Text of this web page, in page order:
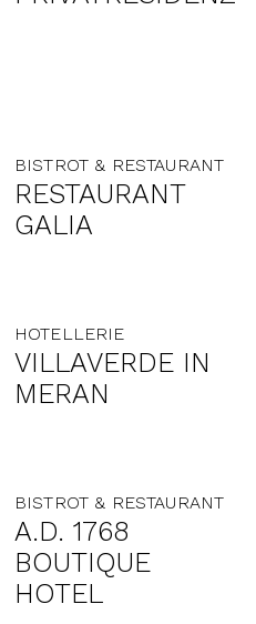
BISTROT & RESTAURANT
RESTAURANT
GALIA
HOTELLERIE
VILLAVERDE IN
MERAN
BISTROT & RESTAURANT
A.D. 1768
BOUTIQUE
HOTEL